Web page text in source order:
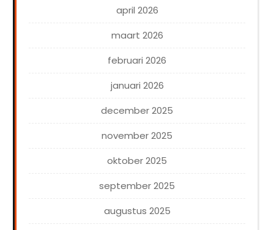
april 2026
maart 2026
februari 2026
januari 2026
december 2025
november 2025
oktober 2025
september 2025
augustus 2025